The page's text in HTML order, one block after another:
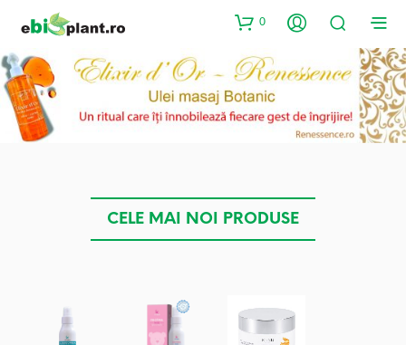
0
CELE MAI NOI PRODUSE